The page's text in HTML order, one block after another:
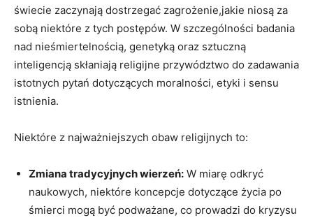
świecie zaczynają dostrzegać zagrożenie,jakie niosą za
sobą niektóre z tych postępów. W szczególności badania
nad nieśmiertelnością, genetyką oraz sztuczną
inteligencją skłaniają religijne przywództwo do zadawania
istotnych pytań dotyczących moralności, etyki i sensu
istnienia.
Niektóre z najważniejszych obaw religijnych to:
Zmiana tradycyjnych wierzeń: W miarę odkryć
naukowych, niektóre koncepcje dotyczące życia po
śmierci mogą być podważane, co prowadzi do kryzysu